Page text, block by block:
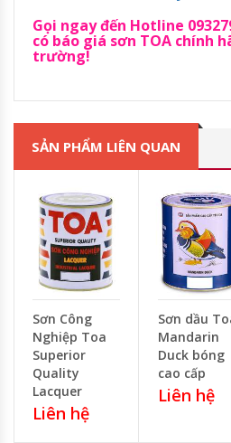
Gọi ngay đến Hotline
có báo giá sơn TOA chính
trường!
SẢN PHẨM LIÊN QUAN
Sơn Công
Nghiệp Toa
Superior
Quality
Lacquer
Liên hệ
Sơn dầu
Mandarin
Duck bóng
cao cấp
Liên hệ